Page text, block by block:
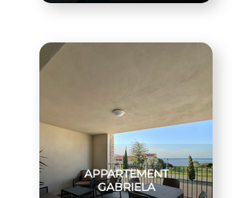
APPARTEMENT
GABRIELA